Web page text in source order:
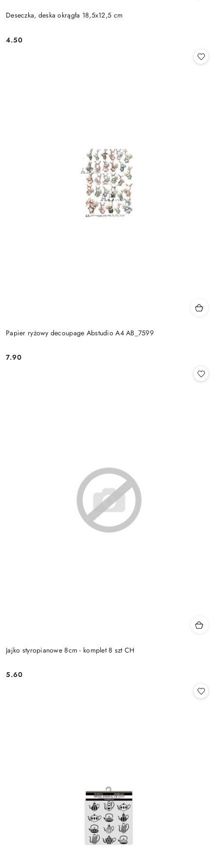
Deseczka, deska okrągła 18,5x12,5 cm
Cena:
4.50
Papier ryżowy decoupage Abstudio A4 AB_7599
Cena:
7.90
Jajko styropianowe 8cm - komplet 8 szt CH
Cena:
5.60